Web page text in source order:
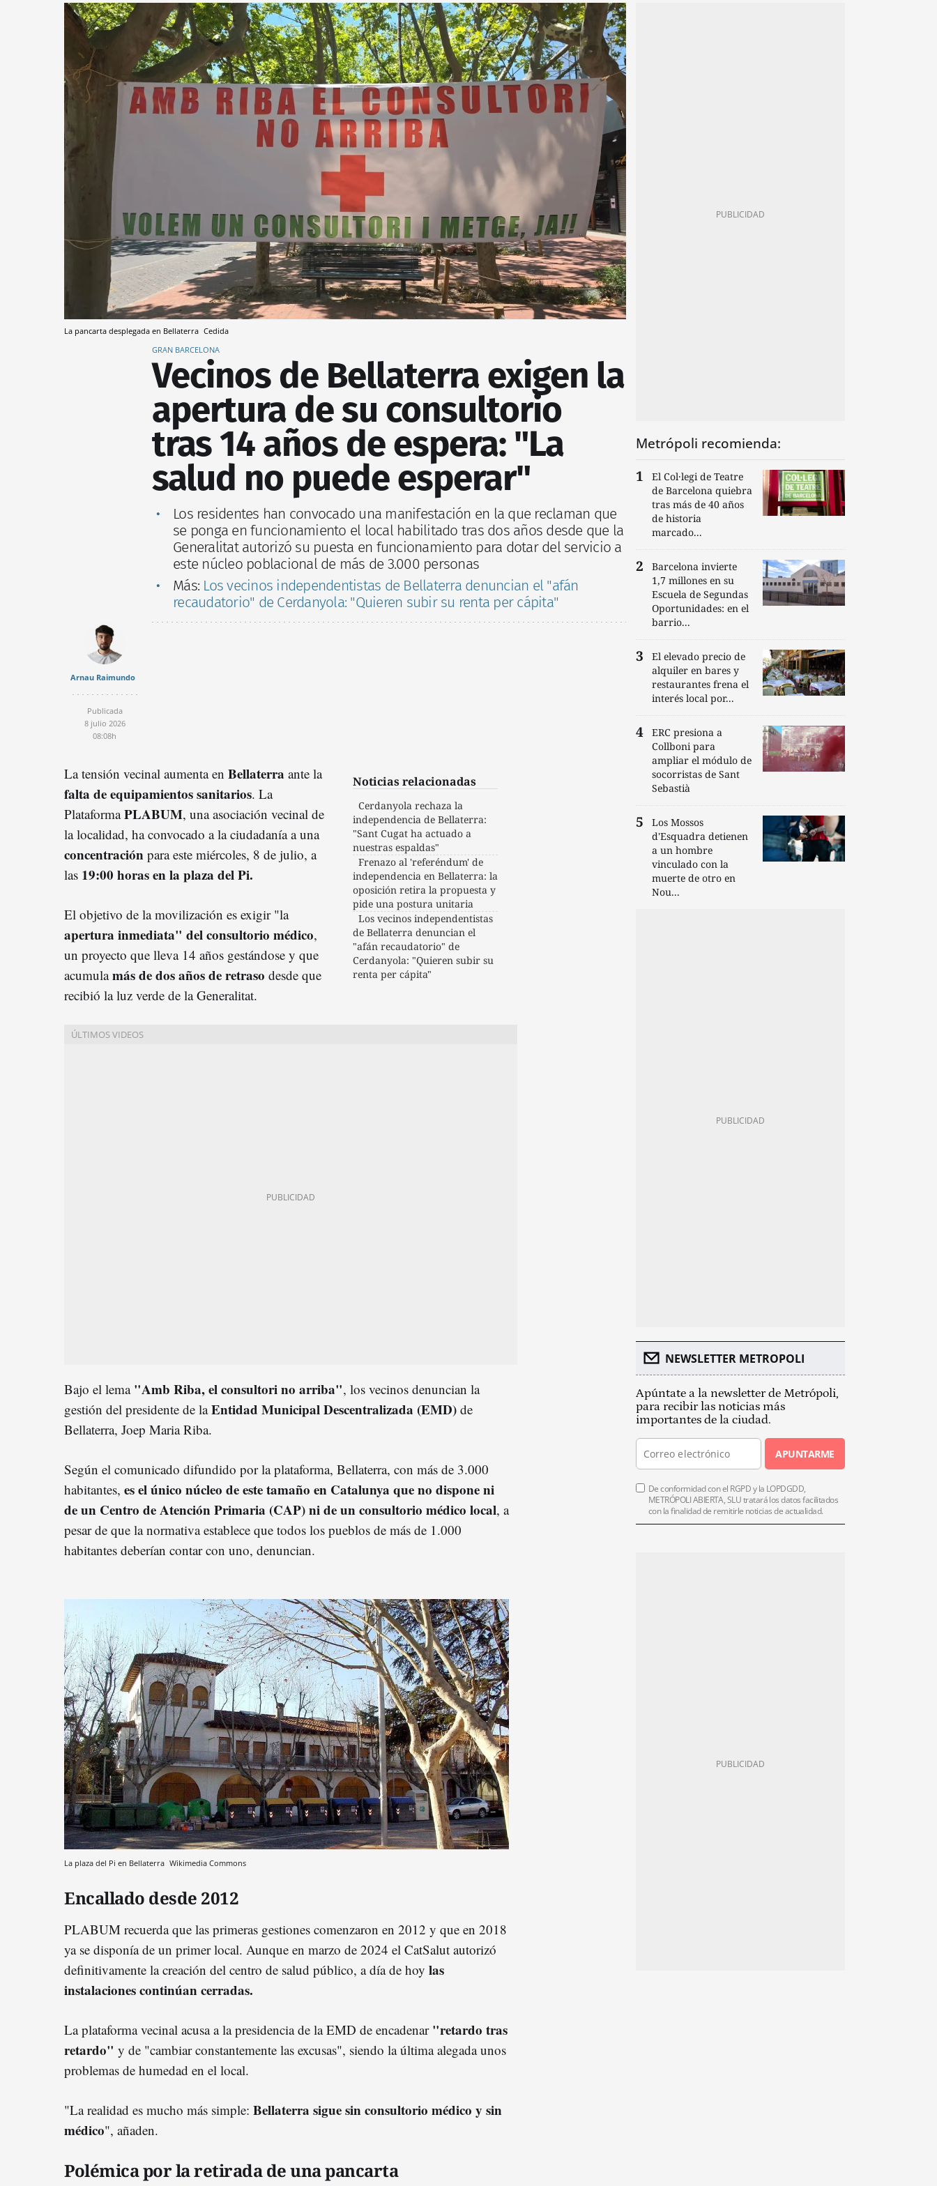
La pancarta desplegada en Bellaterra Cedida
GRAN BARCELONA
Vecinos de Bellaterra exigen la
apertura de su consultorio
tras 14 años de espera: "La
salud no puede esperar"
Los residentes han convocado una manifestación en la que reclaman que
se ponga en funcionamiento el local habilitado tras dos años desde que la
Generalitat autorizó su puesta en funcionamiento para dotar del servicio a
este núcleo poblacional de más de 3.000 personas
Más: Los vecinos independentistas de Bellaterra denuncian el "afán
recaudatorio" de Cerdanyola: "Quieren subir su renta per cápita"
Arnau Raimundo
Publicada
8 julio 2026
08:08h
Noticias relacionadas
Cerdanyola rechaza la
independencia de Bellaterra:
"Sant Cugat ha actuado a
nuestras espaldas"
Frenazo al 'referéndum' de
independencia en Bellaterra: la
oposición retira la propuesta y
pide una postura unitaria
Los vecinos independentistas
de Bellaterra denuncian el
"afán recaudatorio" de
Cerdanyola: "Quieren subir su
renta per cápita"
La tensión vecinal aumenta en Bellaterra ante la
falta de equipamientos sanitarios. La
PlataformaPLABUM, una asociación vecinal de
la localidad, ha convocado a la ciudadanía a una
concentración para este miércoles, 8 de julio, a
las 19:00 horas en la plaza del Pi.
El objetivo de la movilización es exigir "la
apertura inmediata" del consultorio médico,
un proyecto que lleva 14 años gestándose y que
acumulamás de dos años de retraso desde que
recibió la luz verde de la Generalitat.
Bajo el lema "Amb Riba, el consultori no arriba", los vecinos denuncian la
gestión del presidente de laEntidad Municipal Descentralizada (EMD) de
Bellaterra, Joep Maria Riba.
Según el comunicado difundido por la plataforma, Bellaterra, con más de 3.000
habitantes, es el único núcleo de este tamaño en Catalunya que no dispone ni
de un Centro de Atención Primaria (CAP) ni de un consultorio médico local, a
pesar de que la normativa establece que todos los pueblos de más de 1.000
habitantes deberían contar con uno, denuncian.
La plaza del Pi en Bellaterra Wikimedia Commons
Encallado desde 2012
PLABUM recuerda que las primeras gestiones comenzaron en 2012 y que en 2018
ya se disponía de un primer local. Aunque en marzo de 2024 el CatSalut autorizó
definitivamente la creación del centro de salud público, a día de hoy las
instalaciones continúan cerradas.
La plataforma vecinal acusa a la presidencia de la EMD de encadenar "retardo tras
retardo" y de "cambiar constantemente las excusas", siendo la última alegada unos
problemas de humedad en el local.
"La realidad es mucho más simple: Bellaterra sigue sin consultorio médico y sin
médico", añaden.
Polémica por la retirada de una pancarta
Metrópoli recomienda:
El Col·legi de Teatre
de Barcelona quiebra
tras más de 40 años
de historia
marcado...
Barcelona invierte
1,7 millones en su
Escuela de Segundas
Oportunidades: en el
barrio...
El elevado precio de
alquiler en bares y
restaurantes frena el
interés local por...
ERC presiona a
Collboni para
ampliar el módulo de
socorristas de Sant
Sebastià
Los Mossos
d'Esquadra detienen
a un hombre
vinculado con la
muerte de otro en
Nou...
NEWSLETTER METROPOLI
Apúntate a la newsletter de Metrópoli,
para recibir las noticias más
importantes de la ciudad.
APUNTARME
De conformidad con el RGPD y la LOPDGDD,
METRÓPOLI ABIERTA, SLU tratará los datos facilitados
con la finalidad de remitirle noticias de actualidad.